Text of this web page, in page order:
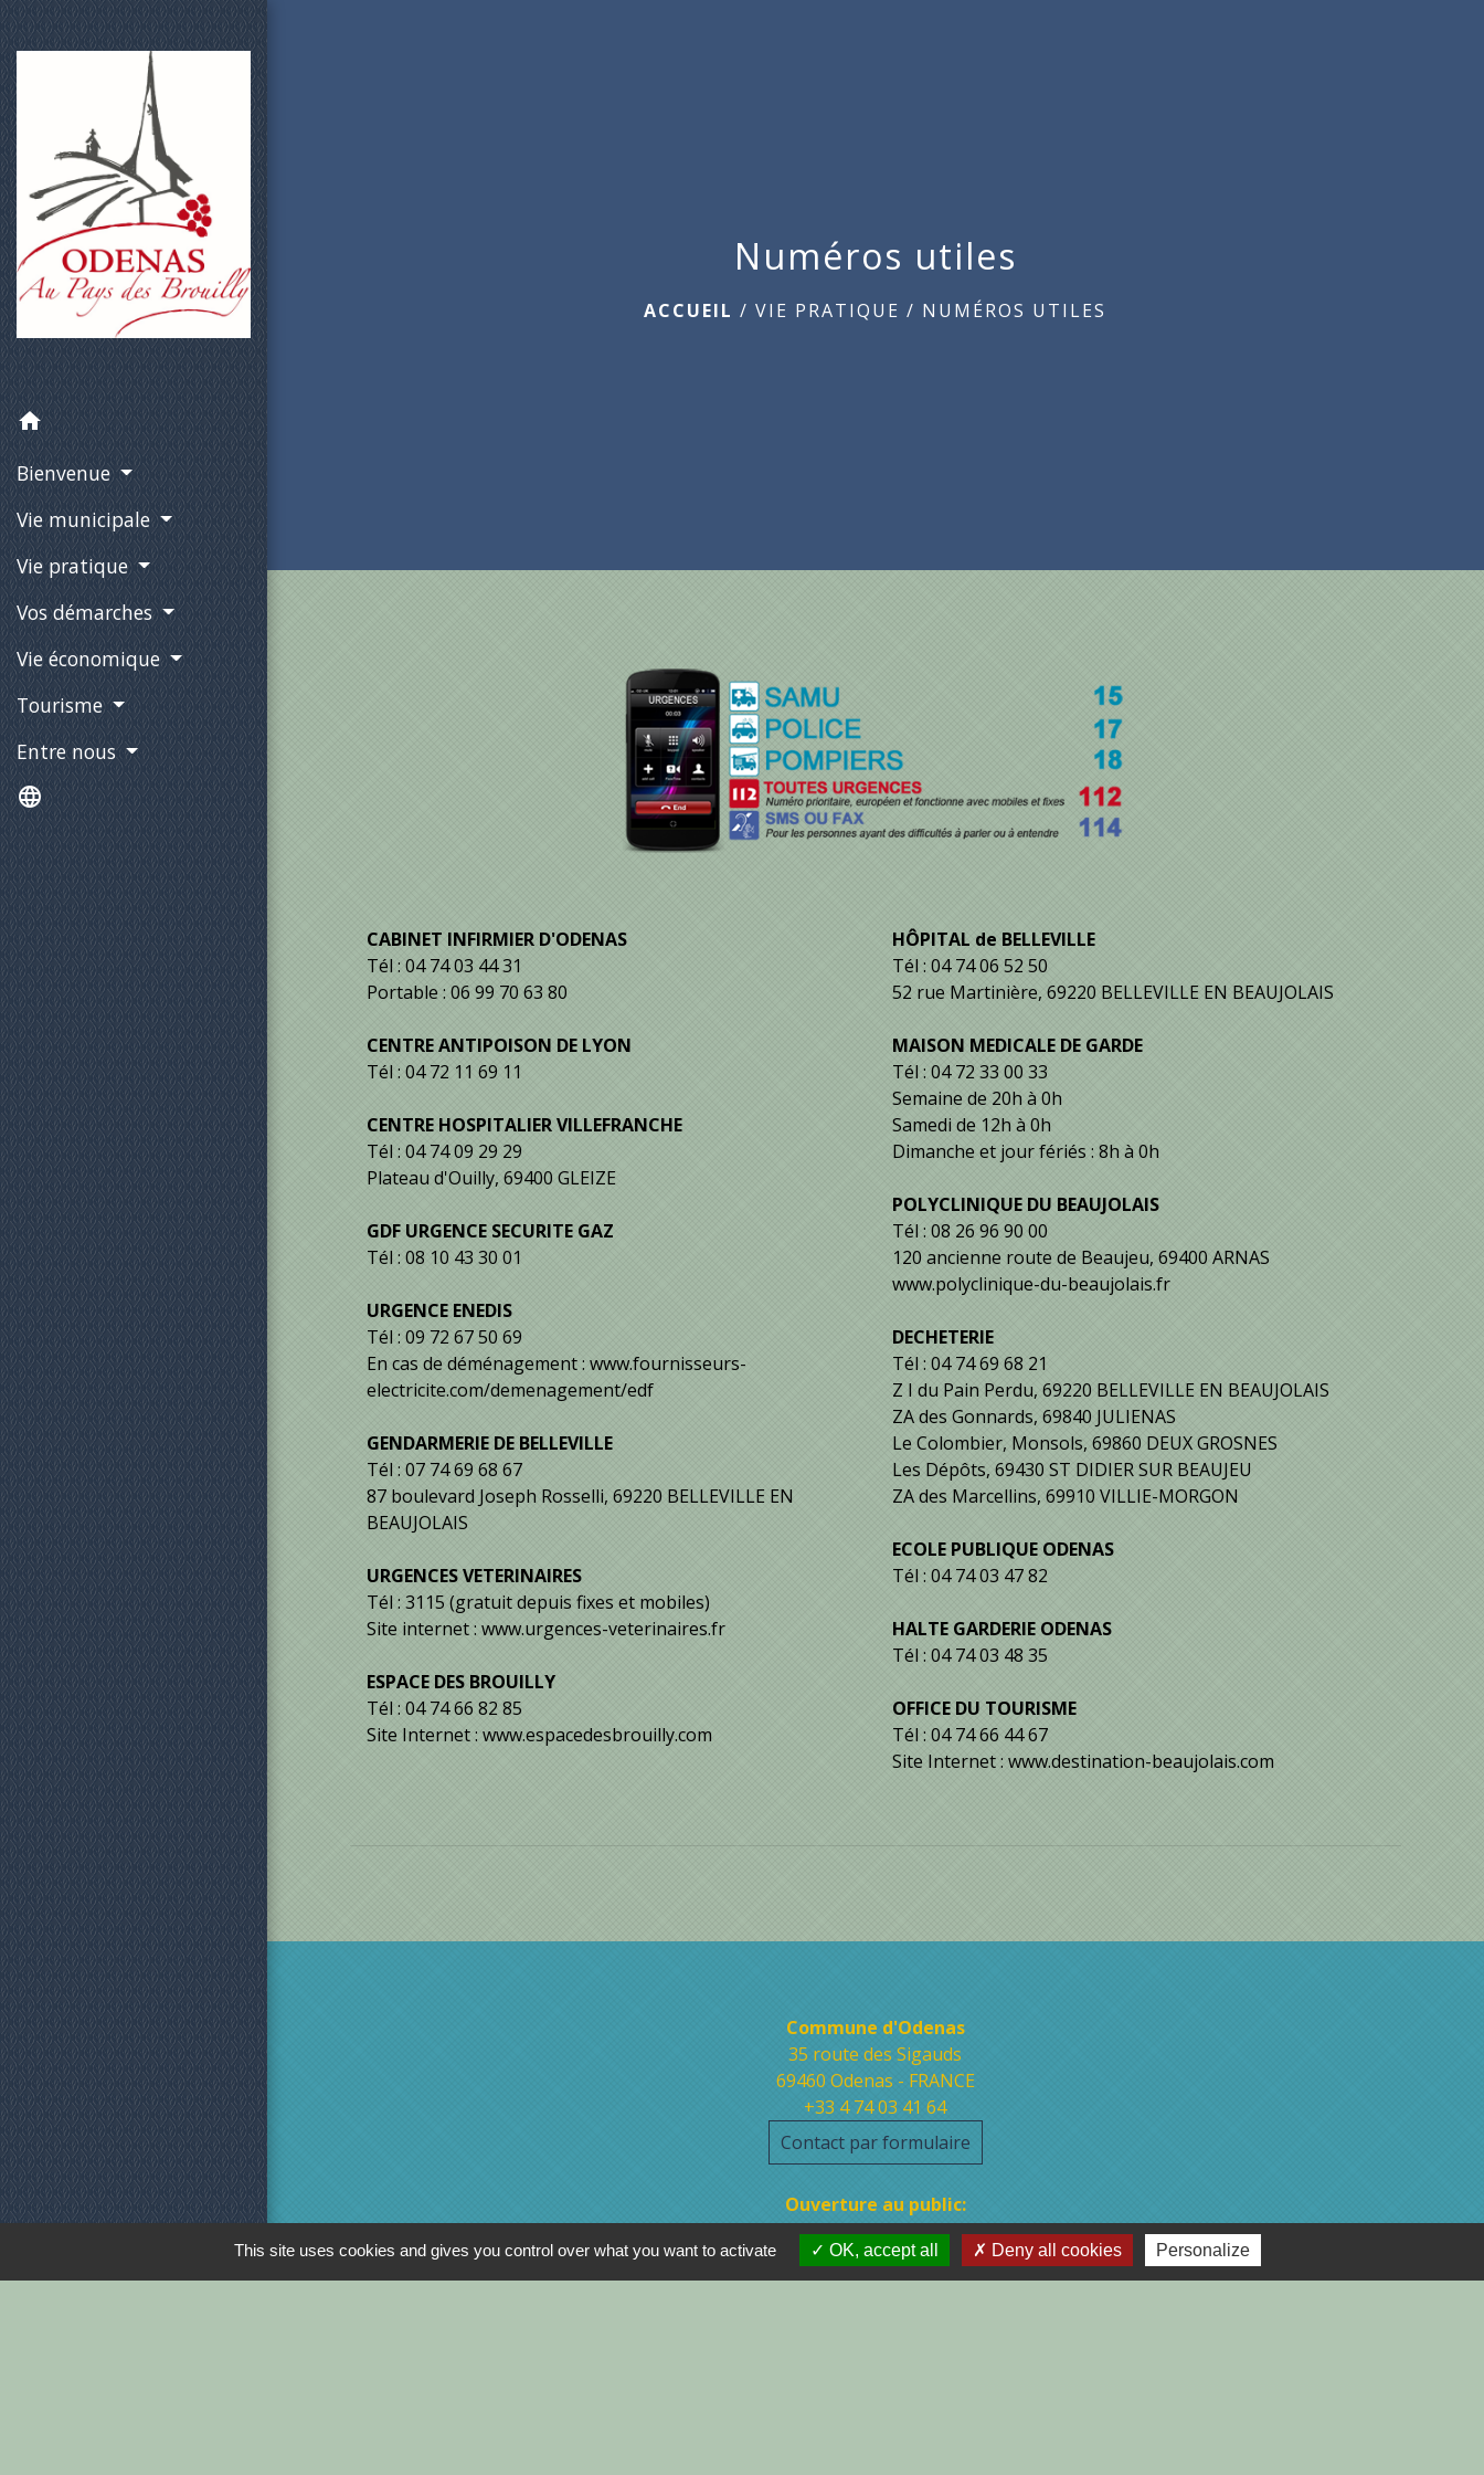
home
Bienvenue
Vie municipale
Vie pratique
Vos démarches
Vie économique
Tourisme
Entre nous
language
Numéros utiles
ACCUEIL /VIE PRATIQUE / NUMÉROS UTILES
CABINET INFIRMIER D'ODENAS
Tél : 04 74 03 44 31
Portable : 06 99 70 63 80
CENTRE ANTIPOISON DE LYON
Tél : 04 72 11 69 11
CENTRE HOSPITALIER VILLEFRANCHE
Tél : 04 74 09 29 29
Plateau d'Ouilly, 69400 GLEIZE
GDF URGENCE SECURITE GAZ
Tél : 08 10 43 30 01
URGENCE ENEDIS
Tél : 09 72 67 50 69
En cas de déménagement : www.fournisseurs-
electricite.com/demenagement/edf
GENDARMERIE DE BELLEVILLE
Tél : 07 74 69 68 67
87 boulevard Joseph Rosselli, 69220 BELLEVILLE EN
BEAUJOLAIS
URGENCES VETERINAIRES
Tél : 3115 (gratuit depuis fixes et mobiles)
Site internet : www.urgences-veterinaires.fr
ESPACE DES BROUILLY
Tél : 04 74 66 82 85
Site Internet : www.espacedesbrouilly.com
HÔPITAL de BELLEVILLE
Tél : 04 74 06 52 50
52 rue Martinière, 69220 BELLEVILLE EN BEAUJOLAIS
MAISON MEDICALE DE GARDE
Tél : 04 72 33 00 33
Semaine de 20h à 0h
Samedi de 12h à 0h
Dimanche et jour fériés : 8h à 0h
POLYCLINIQUE DU BEAUJOLAIS
Tél : 08 26 96 90 00
120 ancienne route de Beaujeu, 69400 ARNAS
www.polyclinique-du-beaujolais.fr
DECHETERIE
Tél : 04 74 69 68 21
Z I du Pain Perdu, 69220 BELLEVILLE EN BEAUJOLAIS
ZA des Gonnards, 69840 JULIENAS
Le Colombier, Monsols, 69860 DEUX GROSNES
Les Dépôts, 69430 ST DIDIER SUR BEAUJEU
ZA des Marcellins, 69910 VILLIE-MORGON
ECOLE PUBLIQUE ODENAS
Tél : 04 74 03 47 82
HALTE GARDERIE ODENAS
Tél : 04 74 03 48 35
OFFICE DU TOURISME
Tél : 04 74 66 44 67
Site Internet : www.destination-beaujolais.com
Commune d'Odenas
35 route des Sigauds
69460 Odenas - FRANCE
+33 4 74 03 41 64
Contact par formulaire
Ouverture au public:
Lundi : 13H30 à 18H00
Jeudi : 9H00 à 12H00
Vendredi : 13H30 à 19H00
This site uses cookies and gives you control over what you want to activate OK, accept all Deny all cookies Personalize